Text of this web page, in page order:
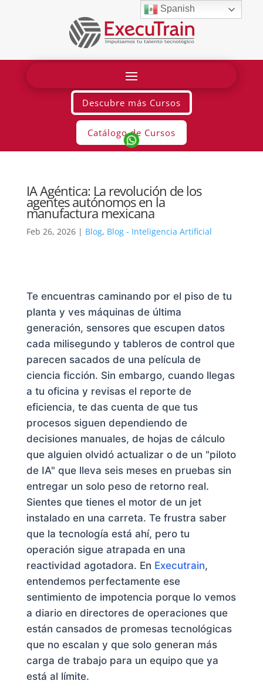
Descubre más Cursos
Catálogo de Cursos
IA Agéntica: La revolución de los
agentes autónomos en la
manufactura mexicana
Feb 26, 2026| Blog, Blog - Inteligencia Artificial
Te encuentras caminando por el piso de tu
planta y ves máquinas de última
generación, sensores que escupen datos
cada milisegundo y tableros de control que
parecen sacados de una película de
ciencia ficción. Sin embargo, cuando llegas
a tu oficina y revisas el reporte de
eficiencia, te das cuenta de que tus
procesos siguen dependiendo de
decisiones manuales, de hojas de cálculo
que alguien olvidó actualizar o de un "piloto
de IA" que lleva seis meses en pruebas sin
entregar un solo peso de retorno real.
Sientes que tienes el motor de un jet
instalado en una carreta. Te frustra saber
que la tecnología está ahí, pero tu
operación sigue atrapada en una
reactividad agotadora. En Executrain,
entendemos perfectamente ese
sentimiento de impotencia porque lo vemos
a diario en directores de operaciones que
están cansados de promesas tecnológicas
que no escalan y que solo generan más
carga de trabajo para un equipo que ya
está al límite.
Spanish